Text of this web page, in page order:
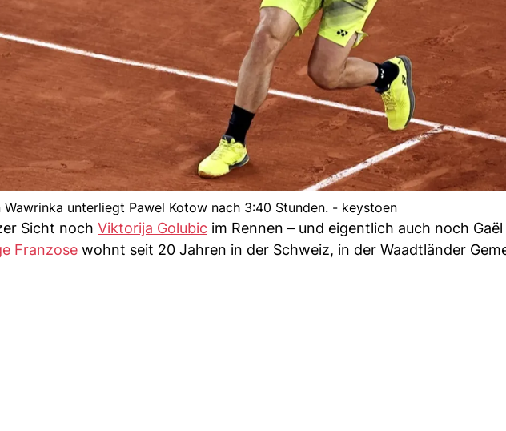
Wawrinka unterliegt Pawel Kotow nach 3:40 Stunden. - keystoen
Sicht noch Viktorija Golubic im Rennen – und eigentlich auch noch Gaël
Franzose wohnt seit 20 Jahren in der Schweiz, in der Waadtländer